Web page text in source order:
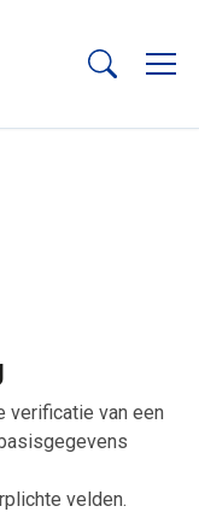
verificatie van een
velden.